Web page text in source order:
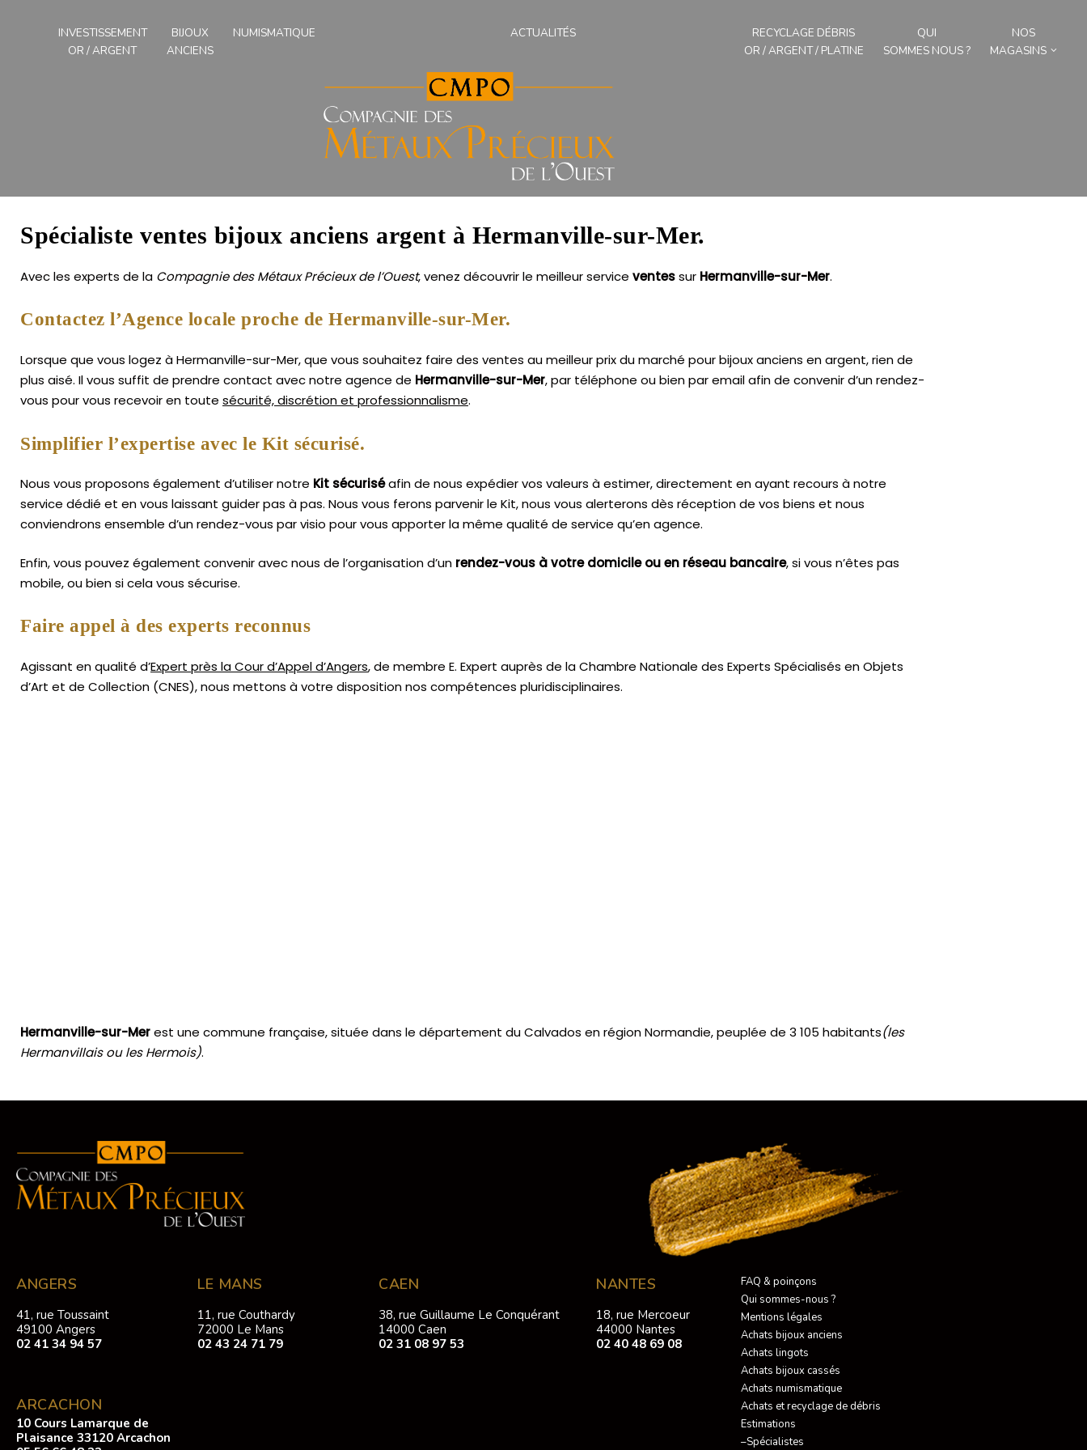
INVESTISSEMENT
OR / ARGENT
BIJOUX
ANCIENS
NUMISMATIQUE ACTUALITÉS
RECYCLAGE DÉBRIS
OR / ARGENT / PLATINE
QUI
SOMMES NOUS ?
NOS
MAGASINS
Spécialiste ventes bijoux anciens argent à Hermanville-sur-Mer.
Avec les experts de la Compagnie des Métaux Précieux de l’Ouest, venez découvrir le meilleur service ventessur Hermanville-sur-Mer.
Contactez l’Agence locale proche de Hermanville-sur-Mer.
Lorsque que vous logez à Hermanville-sur-Mer, que vous souhaitez faire des ventes au meilleur prix du marché pour bijoux anciens en argent, rien de
plus aisé. Il vous suffit de prendre contact avec notre agence de Hermanville-sur-Mer, par téléphone ou bien par email afin de convenir d’un rendez-
vous pour vous recevoir en toute sécurité, discrétion et professionnalisme.
Simplifier l’expertise avec le Kit sécurisé.
Nous vous proposons également d’utiliser notre Kit sécuriséafin de nous expédier vos valeurs à estimer, directement en ayant recours à notre
service dédié et en vous laissant guider pas à pas. Nous vous ferons parvenir le Kit, nous vous alerterons dès réception de vos biens et nous
conviendrons ensemble d’un rendez-vous par visio pour vous apporter la même qualité de service qu’en agence.
Enfin, vous pouvez également convenir avec nous de l’organisation d’un rendez-vous à votre domicile ou en réseau bancaire, si vous n’êtes pas
mobile, ou bien si cela vous sécurise.
Faire appel à des experts reconnus
Agissant en qualité d’Expert près la Cour d’Appel d’Angers, de membre E. Expert auprès de laChambre Nationale des Experts Spécialisés en Objets
d’Art et de Collection (CNES),nous mettons à votre disposition nos compétences pluridisciplinaires.
Hermanville-sur-Merest une commune française, située dans le département du Calvados en région Normandie, peuplée de 3 105 habitants(les
Hermanvillais ou les Hermois).
ANGERS
41, rue Toussaint
49100 Angers
02 41 34 94 57
ARCACHON
10 Cours Lamarque de
Plaisance 33120 Arcachon
LE MANS
11, rue Couthardy
72000 Le Mans
02 43 24 71 79
CAEN
38, rue Guillaume Le Conquérant
14000 Caen
02 31 08 97 53
NANTES
18, rue Mercoeur
44000 Nantes
02 40 48 69 08
FAQ & poinçons
Qui sommes-nous ?
Mentions légales
Achats bijoux anciens
Achats lingots
Achats bijoux cassés
Achats numismatique
Achats et recyclage de débris
Estimations
–Spécialistes